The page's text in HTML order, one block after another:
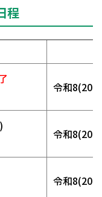
程
令和
令和
令和